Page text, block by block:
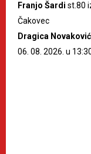
Franjo Šardi st.80
Čakovec
Dragica
06. 08. 2026. u